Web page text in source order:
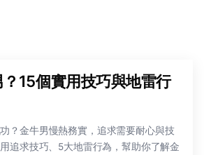
15個實用技巧與地雷行
？金牛男慢熱務實，追求需要耐心與技
追求技巧、5大地雷行為，幫助你了解金